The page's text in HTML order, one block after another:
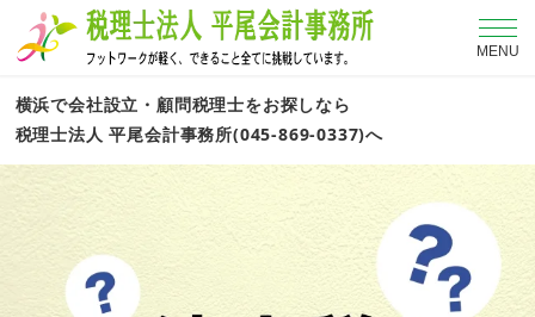
MENU
横浜で会社設立・顧問税理士をお探しなら
税理士法人 平尾会計事務所(045-869-0337)へ